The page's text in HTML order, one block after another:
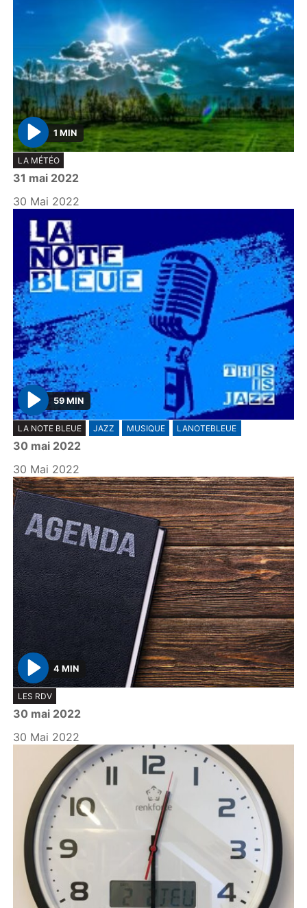
P
l
a
y
1 MIN
LA MÉTÉO
31 mai 2022
30 Mai 2022
P
l
a
y
59 MIN
LA NOTE BLEUE JAZZ MUSIQUE LANOTEBLEUE
30 mai 2022
30 Mai 2022
P
l
a
y
4 MIN
LES RDV
30 mai 2022
30 Mai 2022